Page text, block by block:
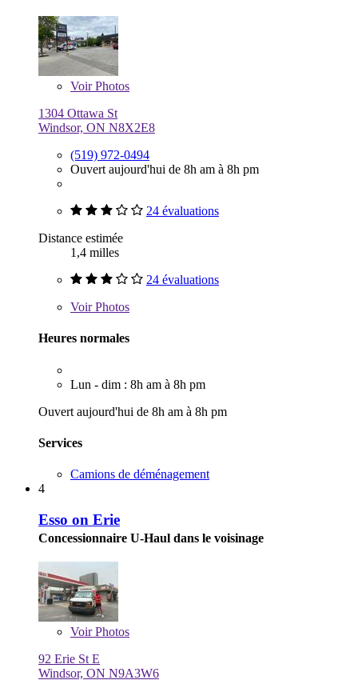
VoirPhotos
1304 Ottawa St
Windsor, ON N8X2E8
(519) 972-0494
Ouvert aujourd'hui de 8h am à 8h pm
24 évaluations
Distance estimée
1,4 milles
24 évaluations
VoirPhotos
Heures normales
Lun - dim : 8h am à 8h pm
Ouvert aujourd'hui de 8h am à 8h pm
Services
Camions de déménagement
4
Esso on Erie
Concessionnaire U-Haul dans le voisinage
VoirPhotos
92 Erie St E
Windsor, ON N9A3W6